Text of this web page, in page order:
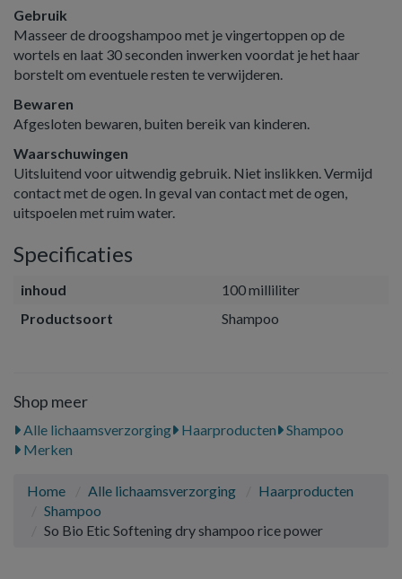
Gebruik
Masseer de droogshampoo met je vingertoppen op de
wortels en laat 30 seconden inwerken voordat je het haar
borstelt om eventuele resten te verwijderen.
Bewaren
Afgesloten bewaren, buiten bereik van kinderen.
Waarschuwingen
Uitsluitend voor uitwendig gebruik. Niet inslikken. Vermijd
contact met de ogen. In geval van contact met de ogen,
uitspoelen met ruim water.
Specificaties
inhoud
100 milliliter
Productsoort
Shampoo
Shop meer
Alle lichaamsverzorging Haarproducten
Shampoo
Merken
Home Alle lichaamsverzorging
Haarproducten
Shampoo
So Bio Etic Softening dry shampoo rice power